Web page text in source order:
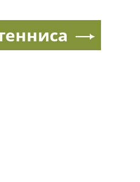
организацию